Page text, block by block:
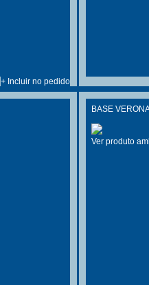
+ Incluir no pedido
BASE
Ver produto